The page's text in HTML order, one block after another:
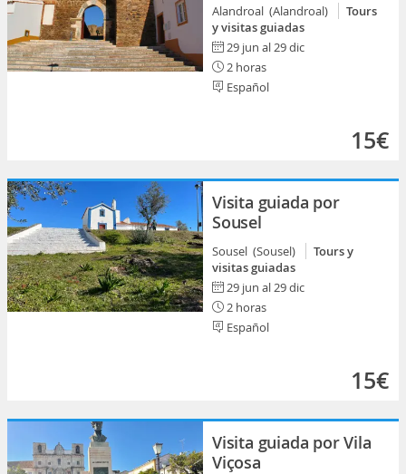
Alandroal (Alandroal)
Tours
y visitas guiadas
29 jun al 29 dic
2 horas
Español
15€
Visita guiada por
Sousel
Sousel (Sousel)
Tours y
visitas guiadas
29 jun al 29 dic
2 horas
Español
15€
Visita guiada por Vila
Viçosa